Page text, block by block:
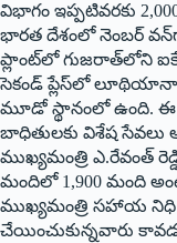
విభాగం ఇప్పటివరకు
భారత దేశంలో నెంబర్
ప్లాంట్‌లో గుజరాత్‌లోని
సెకండ్ ప్లేస్‌లో లూథియానా
మూడో స్థానంలో ఉంది.
బాధితులకు విశేష సేవలు
ముఖ్యమంత్రి ఎ.రేవంత్
మందిలో 1,900 మంది
ముఖ్యమంత్రి సహాయ
చేయించుకున్న‌వారు